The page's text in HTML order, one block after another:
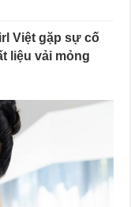
Việt gặp sự cố
liệu vải mỏng